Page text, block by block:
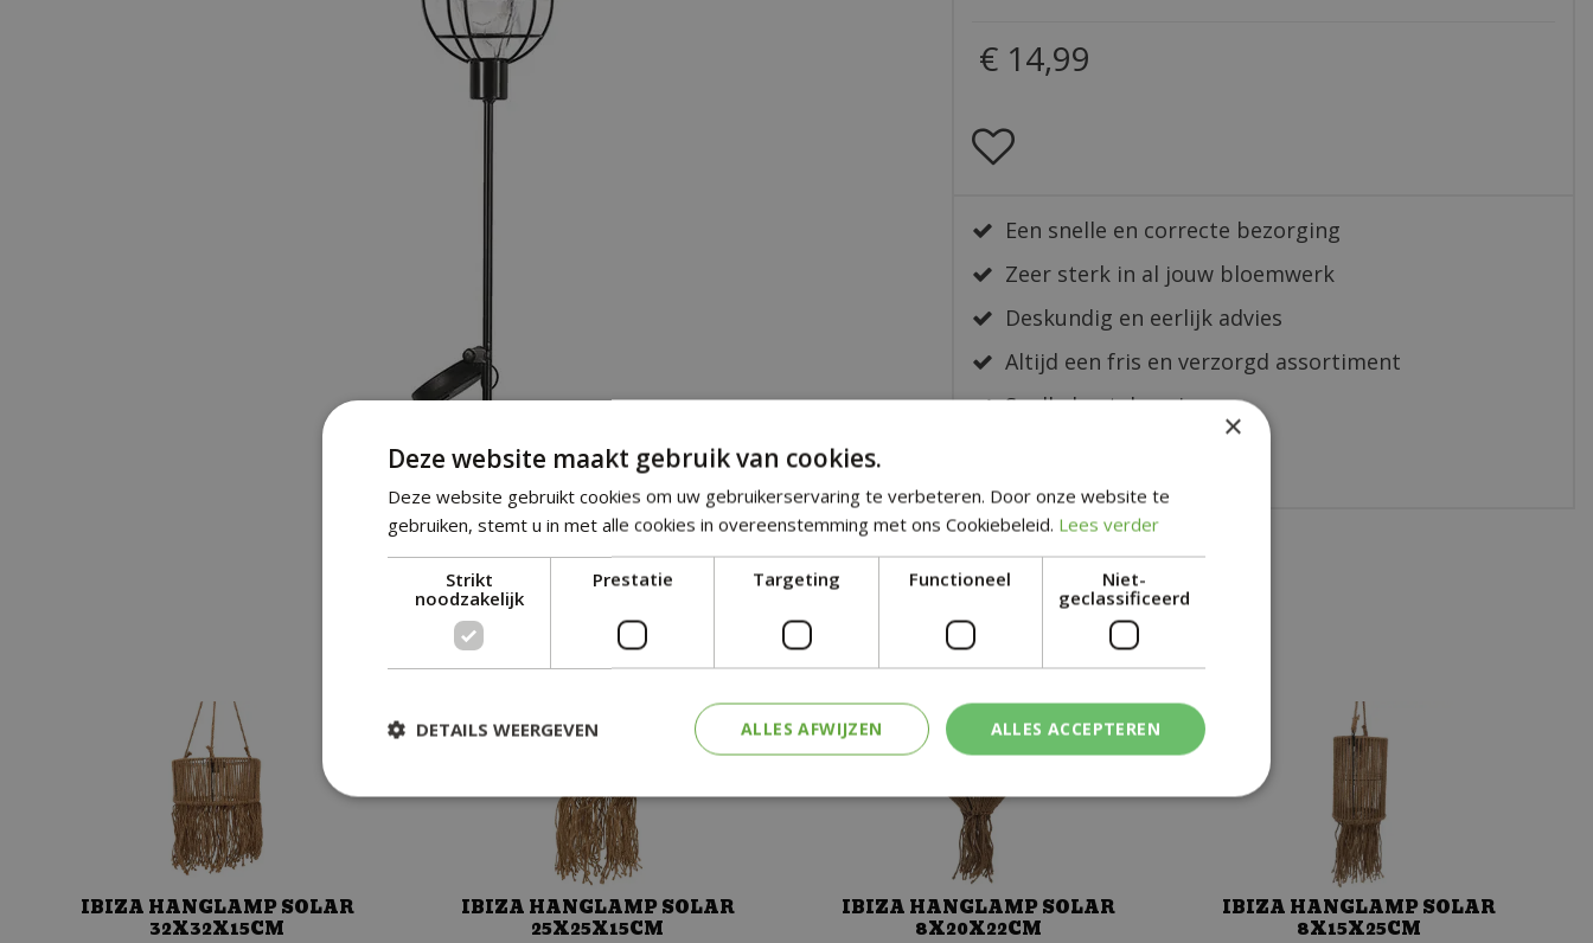
€ 14,99
Een snelle en correcte bezorging
Zeer sterk in al jouw bloemwerk
Deskundig en eerlijk advies
Altijd een fris en verzorgd assortiment
Snelle bestelservice
SOORTGELIJKE PRODUCTEN
IBIZA HANGLAMP SOLAR
32X32X15CM
IBIZA HANGLAMP SOLAR
25X25X15CM
IBIZA HANGLAMP SOLAR
8X20X22CM
IBIZA HANGLAMP SOLAR
8X15X25CM
×
Deze website maakt gebruik van cookies.
Deze website gebruikt cookies om uw gebruikerservaring te verbeteren. Door onze website te
gebruiken, stemt u in met alle cookies in overeenstemming met ons Cookiebeleid. Lees verder
Strikt
noodzakelijk
Prestatie Targeting Functioneel
Niet-
geclassificeerd
ALLES ACCEPTEREN
ALLES AFWIJZEN
DETAILS WEERGEVEN